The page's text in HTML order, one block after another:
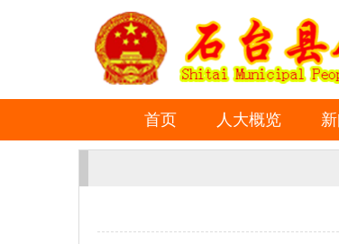
首页 人大概览